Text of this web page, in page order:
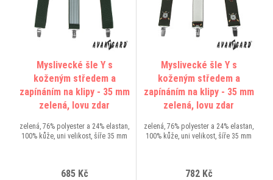
Myslivecké šle Y s
koženým středem a
zapínáním na klipy - 35 mm
zelená, lovu zdar
zelená, 76% polyester a 24% elastan,
100% kůže, uni velikost, šíře 35 mm
685 Kč
Myslivecké šle Y s
koženým středem a
zapínáním na klipy - 35 mm
zelená, lovu zdar
zelená, 76% polyester a 24% elastan,
100% kůže, uni velikost, šíře 35 mm
782 Kč